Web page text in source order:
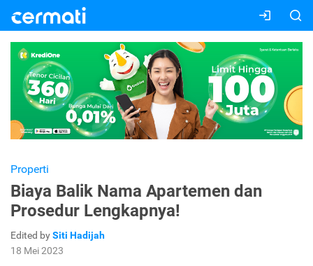
Properti
Biaya Balik Nama Apartemen dan
Prosedur Lengkapnya!
Edited bySiti Hadijah
18 Mei 2023